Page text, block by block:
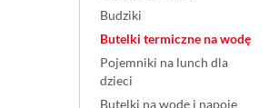
Budziki
Butelki termiczne na wodę
Pojemniki na lunch dla
dzieci
Butelki na wodę i napoje